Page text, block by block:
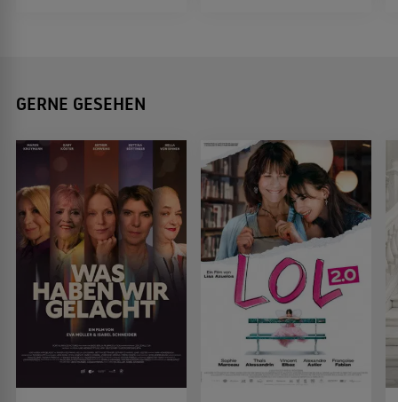
GERNE GESEHEN